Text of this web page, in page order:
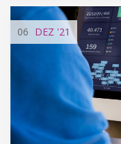
06 DEZ '21